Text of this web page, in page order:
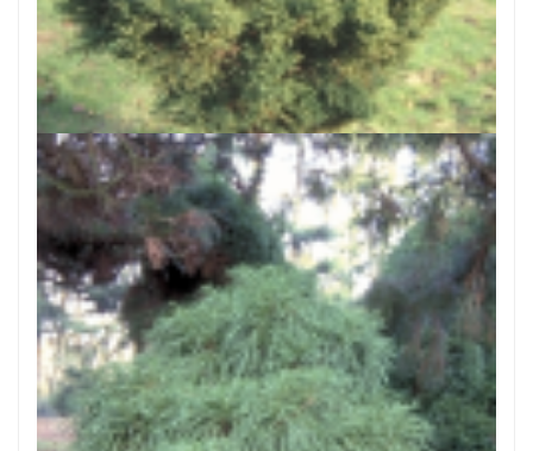
Japanse cipres
Cryptomeria japonica 'Pygmaea'